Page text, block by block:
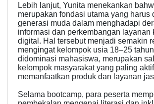
Lebih lanjut, Yunita menekankan
merupakan fondasi utama yang harus
generasi muda dalam menghadapi
informasi dan perkembangan layanan
digital. Hal tersebut menjadi semakin
mengingat kelompok usia 18–25
didominasi mahasiswa, merupakan
kelompok masyarakat yang paling aktif
memanfaatkan produk dan layanan
Selama bootcamp, para peserta